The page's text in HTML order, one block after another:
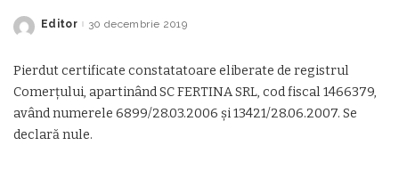
Posted
Editor 30 decembrie 2019
Pierdut certificate constatatoare eliberate de registrul
Comerțului, apartinând SC FERTINA SRL, cod fiscal 1466379,
având numerele 6899/28.03.2006 și 13421/28.06.2007. Se
declară nule.